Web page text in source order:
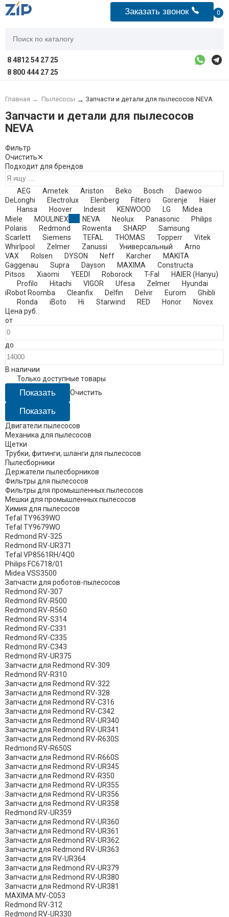
Заказать звонок 0
8 4812 54 27 25
8 800 444 27 25
Главная → Пылесосы → Запчасти и детали для пылесосов NEVA
Запчасти и детали для пылесосов
NEVA
Фильтр
Очистить✕
Подходит для брендов
AEG Ametek Ariston Beko Bosch
Daewoo
DeLonghi
Electrolux Elenberg Filtero Gorenje
Haier
Hansa
Hoover Indesit KENWOOD LG
Midea
Miele
MOULINEX NEVA Neolux Panasonic
Philips
Polaris
Redmond Rowenta SHARP
Samsung
Scarlett
Siemens TEFAL THOMAS Topperr
Vitek
Whirlpool
Zelmer Zanussi Универсальный
Arno
VAX
Rolsen DYSON Neff Karcher
MAKITA
Gaggenau
Supra Dayson MAXIMA
Constructa
Pitsos
Xiaomi YEEDI Roborock T-Fal
HAIER (Hanyu)
Profilo
Hitachi VIGOR Ufesa Zelmer​
Hyundai
iRobot Roomba
Cleanfix Delfin Delvir Eurom
Ghibli
Ronda
iBoto Hi Starwind RED Honor
Novex
Цена руб.
от
до
В наличии
Только доступные товары
Очистить
Двигатели пылесосов
Механика для пылесосов
Щетки
Трубки, фитинги, шланги для пылесосов
Пылесборники
Держатели пылесборников
Фильтры для пылесосов
Фильтры для промышленных пылесосов
Мешки для промышленных пылесосов
Химия для пылесосов
Tefal TY9639WO
Tefal TY9679WO
Redmond RV-325
Redmond RV-UR371
Tefal VP8561RH/4Q0
Philips FC6718/01
Midea VSS3500
Запчасти для роботов-пылесосов
Redmond RV-307
Redmond RV-R500
Redmond RV-R560
Redmond RV-S314
Redmond RV-C331
Redmond RV-C335
Redmond RV-C343
Redmond RV-UR375
Запчасти для Redmond RV-309
Redmond RV-R310
Запчасти для Redmond RV-322
Запчасти для Redmond RV-328
Запчасти для Redmond RV-C316
Запчасти для Redmond RV-C342
Запчасти для Redmond RV-UR340
Запчасти для Redmond RV-UR341
Запчасти для Redmond RV-R630S
Redmond RV-R650S
Запчасти для Redmond RV-R660S
Запчасти для Redmond RV-UR345
Запчасти для Redmond RV-R350
Запчасти для Redmond RV-UR355
Запчасти для Redmond RV-UR356
Запчасти для Redmond RV-UR358
Redmond RV-UR359
Запчасти для Redmond RV-UR360
Запчасти для Redmond RV-UR361
Запчасти для Redmond RV-UR362
Запчасти для Redmond RV-UR363
Запчасти для RV-UR364
Запчасти для Redmond RV-UR379
Запчасти для Redmond RV-UR380
Запчасти для Redmond RV-UR381
MAXIMA MV-C053
Redmond RV-312
Redmond RV-UR330